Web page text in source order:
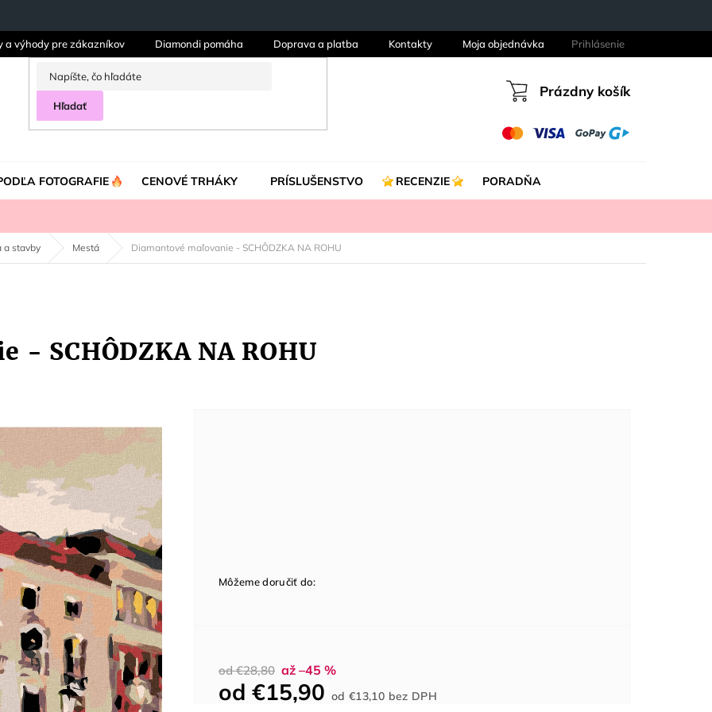
a výhody pre zákazníkov Diamondi pomáha Doprava a platba Kontakty Moja objednávka Prihlásenie
Hľadať
Nákupný
Prázdny košík
FOTOGRAFIE CENOVÉ TRHÁKY PRÍSLUŠENSTVO RECENZIE PORADŇA
a stavby Mestá Diamantové maľovanie - SCHÔDZKA NA ROHU
- SCHÔDZKA NA ROHU
od €28,80 až –45 %
od €15,90 od€13,10 bez DPHcena:
Môžeme doručiť do: